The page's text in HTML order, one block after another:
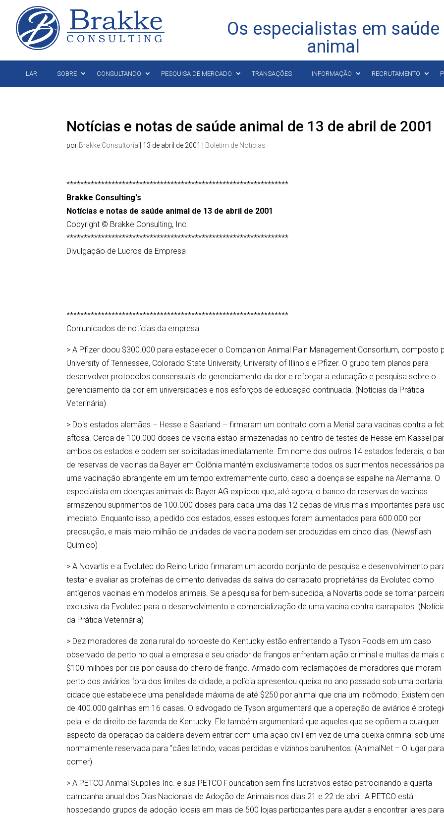
Os especialistas em saúde
animal
LAR SOBRE CONSULTANDO PESQUISA DE MERCADO TRANSAÇÕES INFORMAÇÃO RECRUTAMENTO
Notícias e notas de saúde animal de 13 de abril de 2001
por Brakke Consultoria 13 de abril de 2001 Boletim de Notícias
****************************************************************
Brakke Consulting's
Notícias e notas de saúde animal de 13 de abril de 2001
Copyright © Brakke Consulting, Inc.
****************************************************************
Divulgação de Lucros da Empresa
****************************************************************
Comunicados de notícias da empresa
> A Pfizer doou $300.000 para estabelecer o Companion Animal Pain Management Consortium, composto
University of Tennessee, Colorado State University, University of Illinois e Pfizer. O grupo tem planos para
desenvolver protocolos consensuais de gerenciamento da dor e reforçar a educação e pesquisa sobre o
gerenciamento da dor em universidades e nos esforços de educação continuada. (Notícias da Prática
Veterinária)
> Dois estados alemães – Hesse e Saarland – firmaram um contrato com a Merial para vacinas contra a
aftosa. Cerca de 100.000 doses de vacina estão armazenadas no centro de testes de Hesse em Kassel
ambos os estados e podem ser solicitadas imediatamente. Em nome dos outros 14 estados federais, o
de reservas de vacinas da Bayer em Colônia mantém exclusivamente todos os suprimentos necessários
uma vacinação abrangente em um tempo extremamente curto, caso a doença se espalhe na Alemanha. O
especialista em doenças animais da Bayer AG explicou que, até agora, o banco de reservas de vacinas
armazenou suprimentos de 100.000 doses para cada uma das 12 cepas de vírus mais importantes para
imediato. Enquanto isso, a pedido dos estados, esses estoques foram aumentados para 600.000 por
precaução, e mais meio milhão de unidades de vacina podem ser produzidas em cinco dias. (Newsflash
Químico)
> A Novartis e a Evolutec do Reino Unido firmaram um acordo conjunto de pesquisa e desenvolvimento
testar e avaliar as proteínas de cimento derivadas da saliva do carrapato proprietárias da Evolutec como
antígenos vacinais em modelos animais. Se a pesquisa for bem-sucedida, a Novartis pode se tornar
exclusiva da Evolutec para o desenvolvimento e comercialização de uma vacina contra carrapatos.
da Prática Veterinária)
> Dez moradores da zona rural do noroeste do Kentucky estão enfrentando a Tyson Foods em um caso
observado de perto no qual a empresa e seu criador de frangos enfrentam ação criminal e multas de mais
$100 milhões por dia por causa do cheiro de frango. Armado com reclamações de moradores que moram
perto dos aviários fora dos limites da cidade, a polícia apresentou queixa no ano passado sob uma
cidade que estabelece uma penalidade máxima de até $250 por animal que cria um incômodo. Existem
de 400.000 galinhas em 16 casas. O advogado de Tyson argumentará que a operação de aviários é
pela lei de direito de fazenda de Kentucky. Ele também argumentará que aqueles que se opõem a qualquer
aspecto da operação da caldeira devem entrar com uma ação civil em vez de uma queixa criminal sob
normalmente reservada para “cães latindo, vacas perdidas e vizinhos barulhentos. (AnimalNet – O lugar para
comer)
> A PETCO Animal Supplies Inc. e sua PETCO Foundation sem fins lucrativos estão patrocinando a quarta
campanha anual dos Dias Nacionais de Adoção de Animais nos dias 21 e 22 de abril. A PETCO está
hospedando grupos de adoção locais em mais de 500 lojas participantes para ajudar a encontrar lares para